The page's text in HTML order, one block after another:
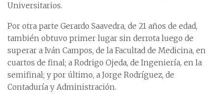
Universitarios.
Por otra parte Gerardo Saavedra, de 21 años de edad,
también obtuvo primer lugar sin derrota luego de
superar a Iván Campos, de la Facultad de Medicina, en
cuartos de final; a Rodrigo Ojeda, de Ingeniería, en la
semifinal; y por último, a Jorge Rodríguez, de
Contaduría y Administración.